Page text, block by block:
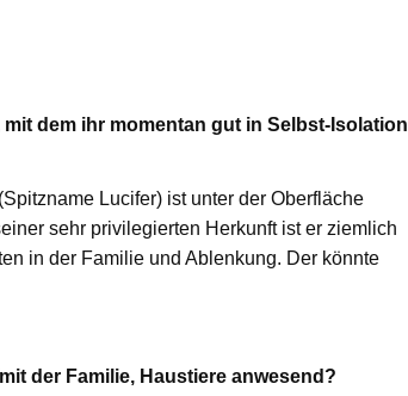
dem ihr momentan gut in Selbst-Isolation
Lucifer) ist unter der Oberfläche
sehr privilegierten Herkunft ist er ziemlich
in der Familie und Ablenkung. Der könnte
der Familie, Haustiere anwesend?